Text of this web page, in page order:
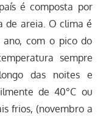
é composta por
de areia. O clima é
com o pico do
sempre
das noites e
de 40°C ou
frios, (novembro a